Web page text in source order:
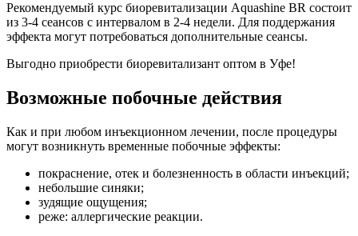
Рекомендуемый курс биоревитализации Aquashine BR состоит
из 3-4 сеансов с интервалом в 2-4 недели. Для поддержания
эффекта могут потребоваться дополнительные сеансы.
Выгодно приобрести биоревитализант оптом в Уфе!
Возможные побочные действия
Как и при любом инъекционном лечении, после процедуры
могут возникнуть временные побочные эффекты:
покраснение, отек и болезненность в области инъекций;
небольшие синяки;
зудящие ощущения;
реже: аллергические реакции.